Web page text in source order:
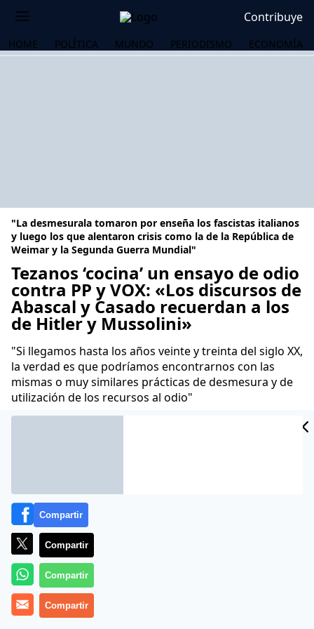
Contribuye
HOME POLÍTICA MUNDO PERIODISMO ECONOMÍA
"La desmesurala tomaron por enseña los fascistas italianos
y luego los que alentaron crisis como la de la República de
Weimar y la Segunda Guerra Mundial"
Tezanos ‘cocina’ un ensayo de odio
contra PP y VOX: «Los discursos de
Abascal y Casado recuerdan a los
de Hitler y Mussolini»
"Si llegamos hasta los años veinte y treinta del siglo XX,
la verdad es que podríamos encontrarnos con las
mismas o muy similares prácticas de desmesura y de
utilización de los recursos al odio"
Juan Velarde
Compartir
Compartir
Compartir
Compartir